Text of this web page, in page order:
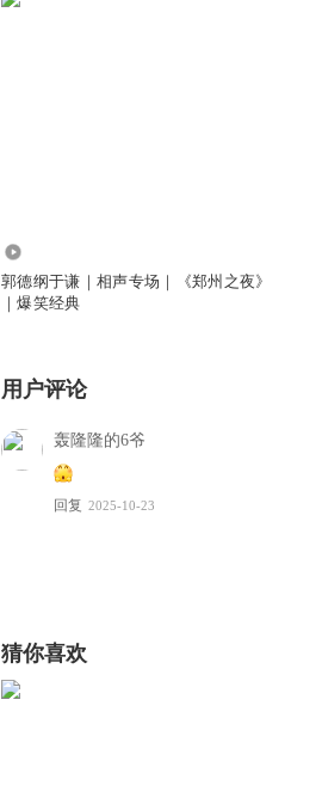
郭德纲于谦｜相声专场｜《郑州之夜》
｜爆笑经典
用户评论
轰隆隆的6爷
回复 2025-10-23
猜你喜欢